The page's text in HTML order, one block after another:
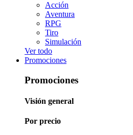
Acción
Aventura
RPG
Tiro
Simulación
Ver todo
Promociones
Promociones
Visión general
Por precio